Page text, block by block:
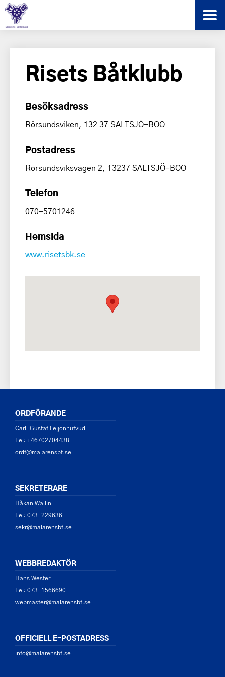
Risets Båtklubb
Besöksadress
Rörsundsviken, 132 37 SALTSJÖ-BOO
Postadress
Rörsundsviksvägen 2, 13237 SALTSJÖ-BOO
Telefon
070-5701246
Hemsida
www.risetsbk.se
ORDFÖRANDE
Carl-Gustaf Leijonhufvud
Tel: +46702704438
ordf@malarensbf.se
SEKRETERARE
Håkan Wallin
Tel: 073-229636
sekr@malarensbf.se
WEBBREDAKTÖR
Hans Wester
Tel: 073-1566690
webmaster@malarensbf.se
OFFICIELL E-POSTADRESS
info@malarensbf.se